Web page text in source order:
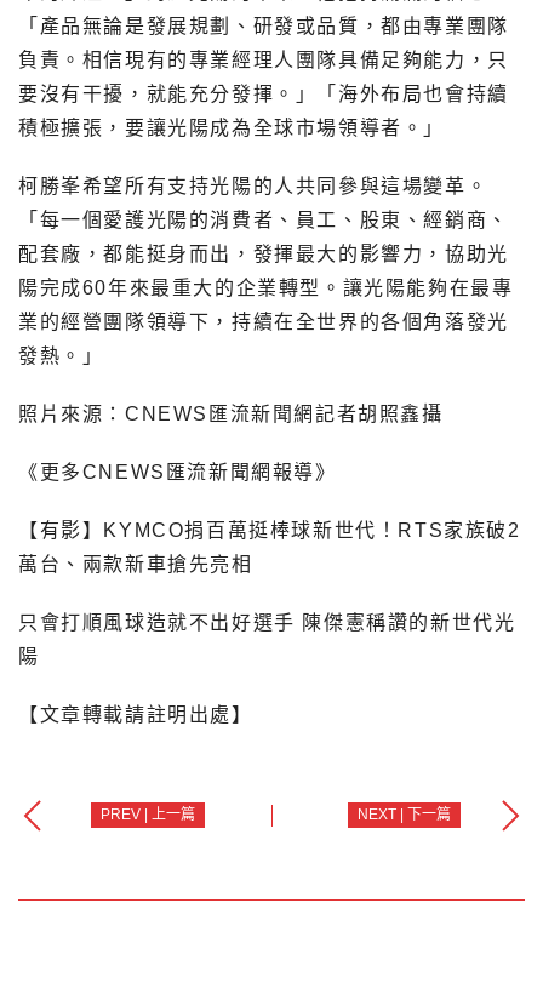
「產品無論是發展規劃、研發或品質，都由專業團隊
負責。相信現有的專業經理人團隊具備足夠能力，只
要沒有干擾，就能充分發揮。」「海外布局也會持續
積極擴張，要讓光陽成為全球市場領導者。」
柯勝峯希望所有支持光陽的人共同參與這場變革。
「每一個愛護光陽的消費者、員工、股東、經銷商、
配套廠，都能挺身而出，發揮最大的影響力，協助光
陽完成60年來最重大的企業轉型。讓光陽能夠在最專
業的經營團隊領導下，持續在全世界的各個角落發光
發熱。」
照片來源：CNEWS匯流新聞網記者胡照鑫攝
《更多CNEWS匯流新聞網報導》
【有影】KYMCO捐百萬挺棒球新世代！RTS家族破2
萬台、兩款新車搶先亮相
只會打順風球造就不出好選手 陳傑憲稱讚的新世代光
陽
【文章轉載請註明出處】
PREV | 上一篇 NEXT | 下一篇